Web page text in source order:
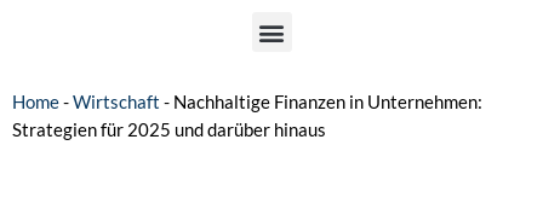
Home-Wirtschaft - Nachhaltige Finanzen in Unternehmen:
Strategien für 2025 und darüber hinaus